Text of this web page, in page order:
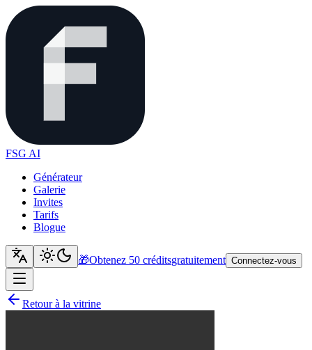
FSG AI
Générateur
Galerie
Invites
Tarifs
Blogue
🎁Obtenez 50 créditsgratuitement Connectez-vous
Retour à la vitrine